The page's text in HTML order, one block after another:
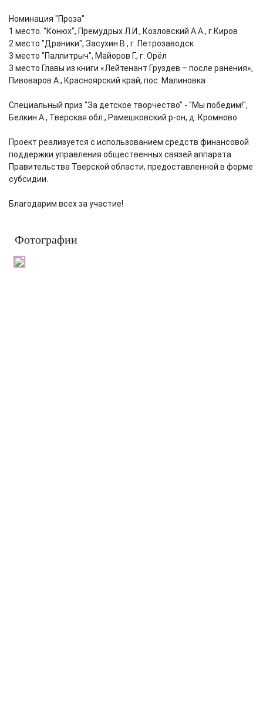
Номинация "Проза"
1 место. "Конюх", Премудрых Л.И., Козловский А.А., г.Киров
2 место "Драники", Засухин В., г. Петрозаводск
3 место "Паллитрыч", Майоров Г., г. Орёл
3 место Главы из книги «Лейтенант Груздев – после ранения»,
Пивоваров А., Красноярский край, пос. Малиновка
Специальный приз "За детское творчество" - "Мы победим!",
Белкин А., Тверская обл., Рамешковский р-он, д. Кромново
Проект реализуется с использованием средств финансовой
поддержки управления общественных связей аппарата
Правительства Тверской области, предоставленной в форме
субсидии.
Благодарим всех за участие!
Фотографии